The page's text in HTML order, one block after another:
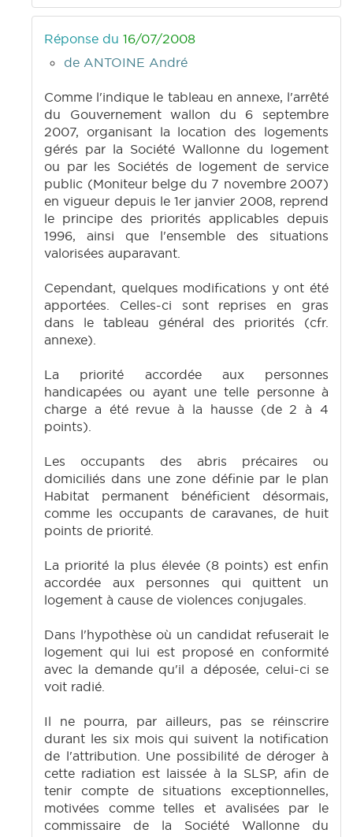
Réponse du 16/07/2008
de ANTOINE André
Comme l'indique le tableau en annexe, l'arrêté
du Gouvernement wallon du 6 septembre
2007, organisant la location des logements
gérés par la Société Wallonne du logement
ou par les Sociétés de logement de service
public (Moniteur belge du 7 novembre 2007)
en vigueur depuis le 1er janvier 2008, reprend
le principe des priorités applicables depuis
1996, ainsi que l'ensemble des situations
valorisées auparavant.
Cependant, quelques modifications y ont été
apportées. Celles-ci sont reprises en gras
dans le tableau général des priorités (cfr.
annexe).
La priorité accordée aux personnes
handicapées ou ayant une telle personne à
charge a été revue à la hausse (de 2 à 4
points).
Les occupants des abris précaires ou
domiciliés dans une zone définie par le plan
Habitat permanent bénéficient désormais,
comme les occupants de caravanes, de huit
points de priorité.
La priorité la plus élevée (8 points) est enfin
accordée aux personnes qui quittent un
logement à cause de violences conjugales.
Dans l'hypothèse où un candidat refuserait le
logement qui lui est proposé en conformité
avec la demande qu'il a déposée, celui-ci se
voit radié.
Il ne pourra, par ailleurs, pas se réinscrire
durant les six mois qui suivent la notification
de l'attribution. Une possibilité de déroger à
cette radiation est laissée à la SLSP, afin de
tenir compte de situations exceptionnelles,
motivées comme telles et avalisées par le
commissaire de la Société Wallonne du